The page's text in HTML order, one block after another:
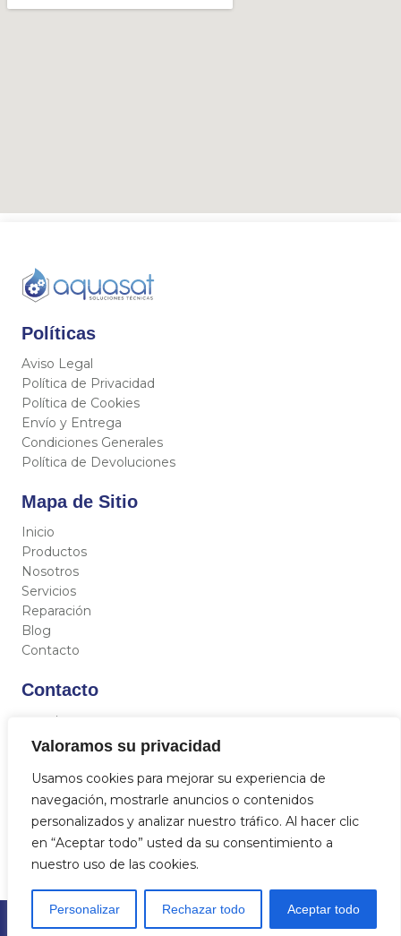
Valoramos su privacidad
Usamos cookies para mejorar su experiencia de
navegación, mostrarle anuncios o contenidos
personalizados y analizar nuestro tráfico. Al hacer clic
en “Aceptar todo” usted da su consentimiento a
nuestro uso de las cookies.
Personalizar Rechazar todo Aceptar todo
Políticas
Aviso Legal
Política de Privacidad
Política de Cookies
Envío y Entrega
Condiciones Generales
Política de Devoluciones
Mapa de Sitio
Inicio
Productos
Nosotros
Servicios
Reparación
Blog
Contacto
Contacto
C/ Miguel Hernández 12, 46717 - La Font d’En Carròs
(Valencia)
684 712 329
info@aquasat.es